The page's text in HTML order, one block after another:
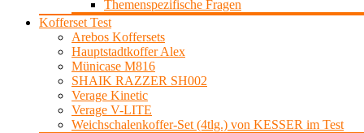
Themenspezifische Fragen
Kofferset Test
Arebos Koffersets
Hauptstadtkoffer Alex
Münicase M816
SHAIK RAZZER SH002
Verage Kinetic
Verage V-LITE
Weichschalenkoffer-Set (4tlg.) von KESSER im Test